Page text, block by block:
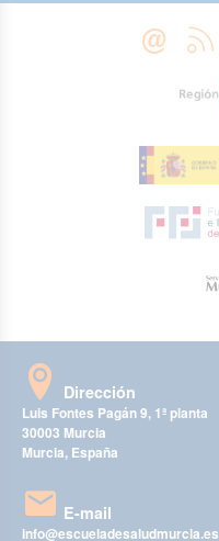
Dirección
Luis Fontes Pagán 9, 1ª planta
30003 Murcia
Murcia, España
E-mail
info@escueladesaludmurcia.es